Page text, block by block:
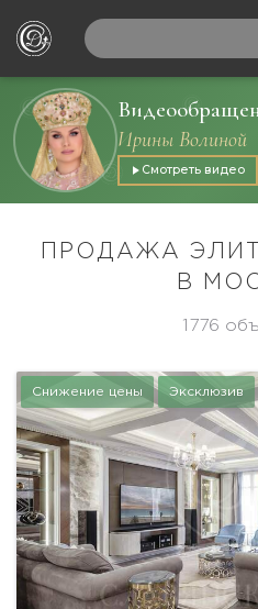
Ирины Волиной
Смотреть видео
ПРОДАЖА
В
1776
Снижение цены Эксклюзив